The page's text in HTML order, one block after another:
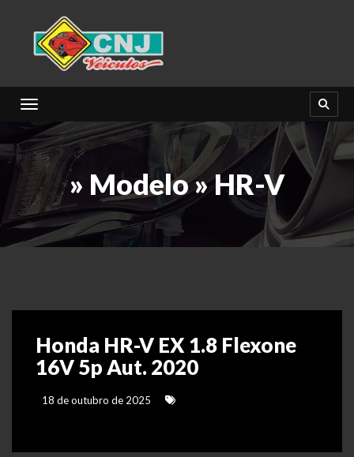
Toggle navigation
» Modelo » HR-V
Honda HR-V EX 1.8 Flexone
16V 5p Aut. 2020
18 de outubro de 2025